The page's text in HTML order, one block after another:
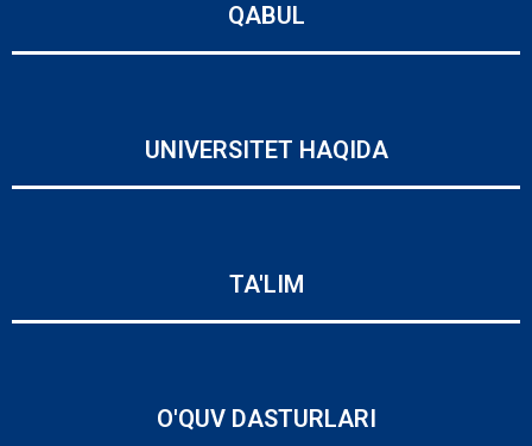
QABUL
UNIVERSITET HAQIDA
TA'LIM
O'QUV DASTURLARI